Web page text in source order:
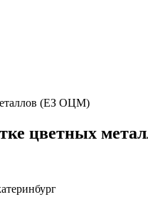
(ЕЗ ОЦМ)
цветных